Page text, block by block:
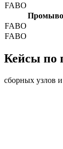
FABO
FABO
FABO
Кейсы по
сборных узлов